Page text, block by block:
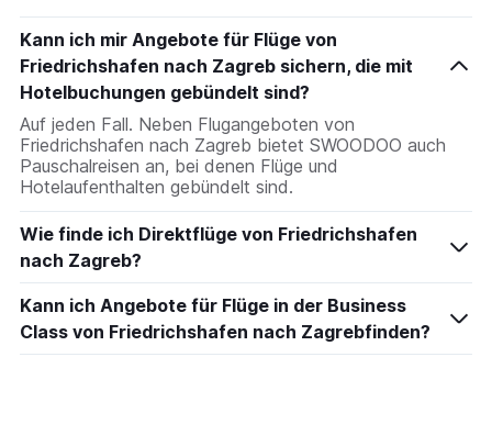
Kann ich mir Angebote für Flüge von
Friedrichshafen nach Zagreb sichern, die mit
Hotelbuchungen gebündelt sind?
Auf jeden Fall. Neben Flugangeboten von
Friedrichshafen nach Zagreb bietet SWOODOO auch
Pauschalreisen an, bei denen Flüge und
Hotelaufenthalten gebündelt sind.
Wie finde ich Direktflüge von Friedrichshafen
nach Zagreb?
Kann ich Angebote für Flüge in der Business
Class von Friedrichshafen nach Zagrebfinden?